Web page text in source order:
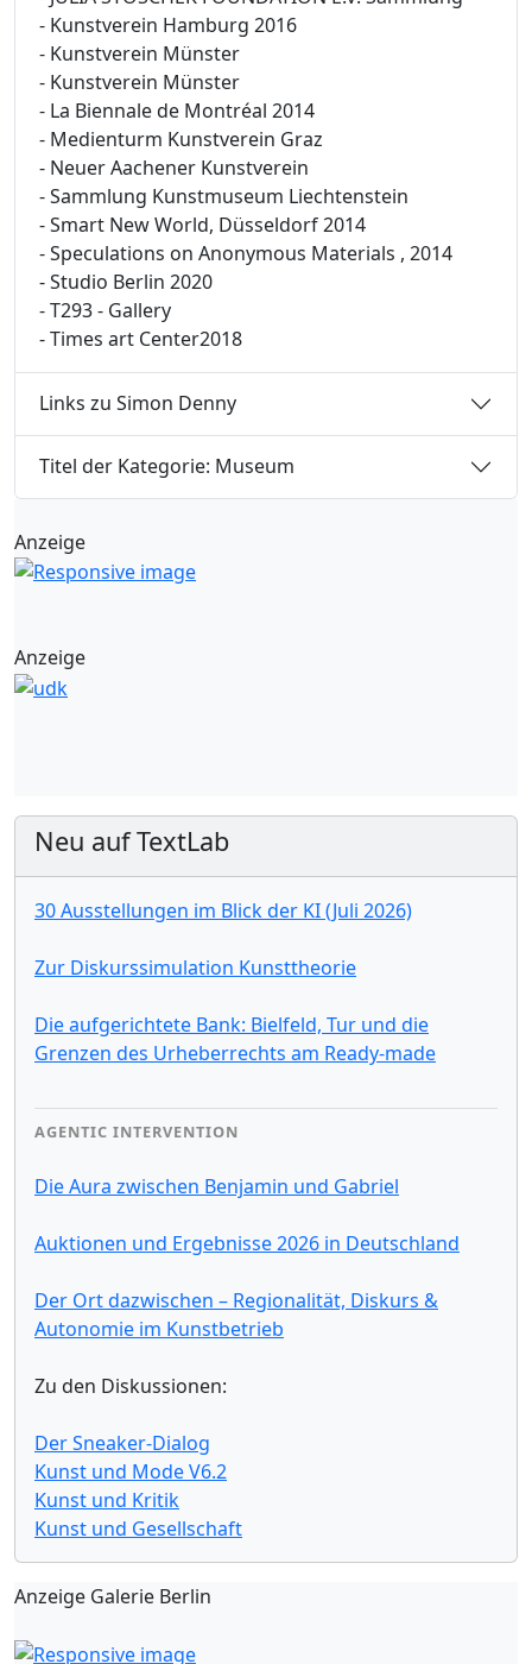
- Kunstverein Hamburg 2016
- Kunstverein Münster
- Kunstverein Münster
- La Biennale de Montréal 2014
- Medienturm Kunstverein Graz
- Neuer Aachener Kunstverein
- Sammlung Kunstmuseum Liechtenstein
- Smart New World, Düsseldorf 2014
- Speculations on Anonymous Materials , 2014
- Studio Berlin 2020
- T293 - Gallery
- Times art Center2018
Links zu Simon Denny
Titel der Kategorie: Museum
Anzeige
Anzeige
Neu auf TextLab
30 Ausstellungen im Blick der KI (Juli 2026)
Zur Diskurssimulation Kunsttheorie
Die aufgerichtete Bank: Bielfeld, Tur und die
Grenzen des Urheberrechts am Ready-made
AGENTIC INTERVENTION
Die Aura zwischen Benjamin und Gabriel
Auktionen und Ergebnisse 2026 in Deutschland
Der Ort dazwischen – Regionalität, Diskurs &
Autonomie im Kunstbetrieb
Zu den Diskussionen:
Der Sneaker-Dialog
Kunst und Mode V6.2
Kunst und Kritik
Kunst und Gesellschaft
Anzeige Galerie Berlin